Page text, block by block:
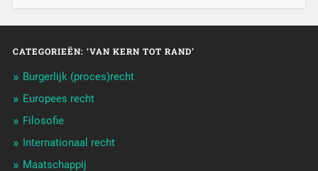
CATEGORIEËN: ‘VAN KERN TOT RAND’
Burgerlijk (proces)recht
Europees recht
Filosofie
Internationaal recht
Maatschappij